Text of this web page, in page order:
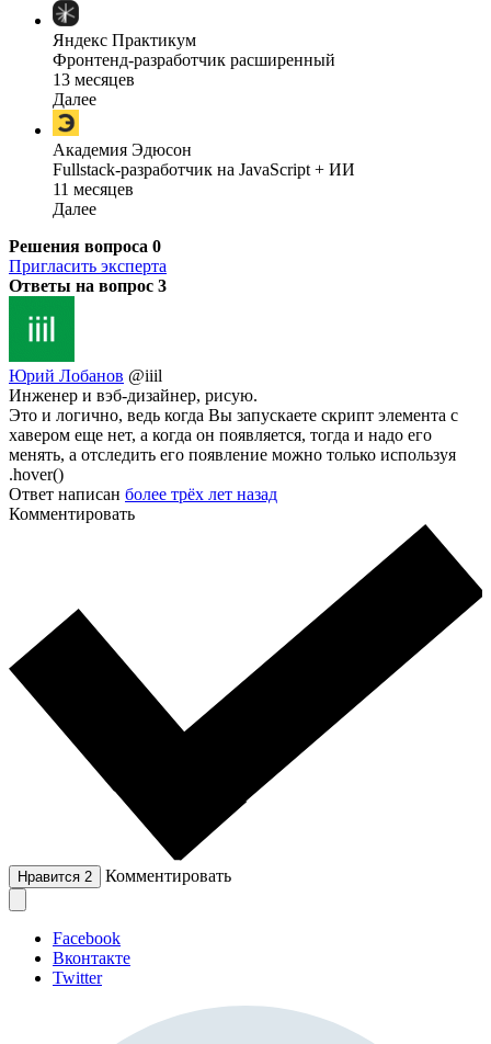
Яндекс Практикум
Фронтенд-разработчик расширенный
13 месяцев
Далее
Академия Эдюсон
Fullstack-разработчик на JavaScript + ИИ
11 месяцев
Далее
Решения вопроса 0
Пригласить эксперта
Ответы на вопрос 3
Юрий Лобанов @iiil
Инженер и вэб-дизайнер, рисую.
Это и логично, ведь когда Вы запускаете скрипт элемента с
хавером еще нет, а когда он появляется, тогда и надо его
менять, а отследить его появление можно только используя
.hover()
Ответ написан более трёх лет назад
Комментировать
Нравится 2 Комментировать
Facebook
Вконтакте
Twitter